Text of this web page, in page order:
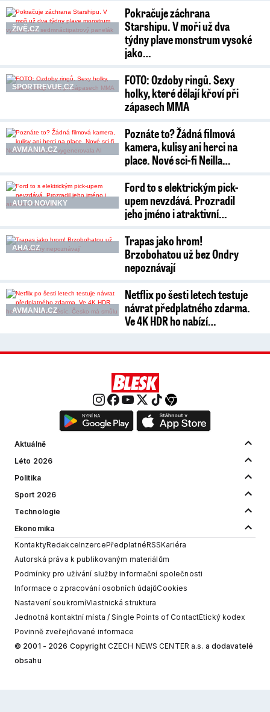
ŽIVĚ.CZ
Pokračuje záchrana
Starshipu. V moři už dva
týdny plave monstrum vysoké
jako…
SPORTREVUE.CZ
FOTO: Ozdoby ringů. Sexy
holky, které dělají křoví při
zápasech MMA
AVMANIA.CZ
Poznáte to? Žádná filmová
kamera, kulisy ani herci na
place. Nové sci-fi Neilla…
AUTO NOVINKY
Ford to s elektrickým pick-
upem nevzdává. Prozradil
jeho jméno i atraktivní…
AHA.CZ
Trapas jako hrom!
Brzobohatou už bez Ondry
nepoznávají
AVMANIA.CZ
Netflix po šesti letech testuje
návrat předplatného zdarma.
Ve 4K HDR ho nabízí…
Aktuálně
Léto 2026
Politika
Sport 2026
Technologie
Ekonomika
KontaktyRedakceInzercePředplatnéRSSKariéra
Autorská práva k publikovaným materiálům
Podmínky pro užívání služby informační společnosti
Informace o zpracování osobních údajůCookies
Nastavení soukromíVlastnická struktura
Jednotná kontaktní místa / Single Points of ContactEtický kodex
Povinně zveřejňované informace
© 2001 - 2026 Copyright CZECH NEWS CENTER a.s. a dodavatelé
obsahu